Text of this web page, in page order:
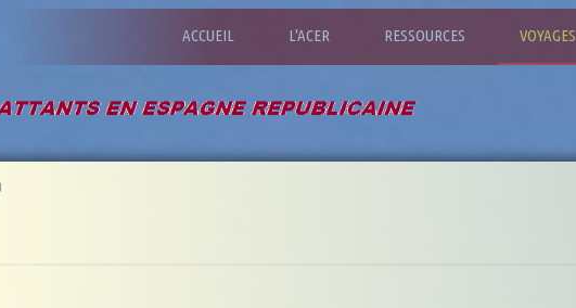
ACCUEIL L'ACER RESSOURCES VOYAGES